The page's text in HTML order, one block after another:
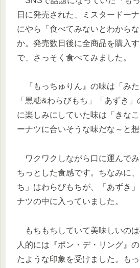
日に発売された、ミスタードー
にやら「食べてみないとわから
か。発売数日後に全商品を購入
で、さっそく食べてみました。
『もっちゅりん』の味は「みた
「黒糖&わらびもち」「あずき
に楽しみにしていた味は「きな
ーナツに合いそうな味だな～と想
ワクワクしながら口に運んで
ちっとした食感です。ちなみに
ち」はわらびもちが、「あずき
ナツの中に入っていました。
もちもちしていて美味しいの
人的には『ポン・デ・リング』
たような印象を受けました。も